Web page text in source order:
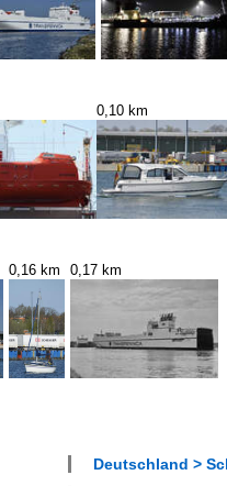
0,10 km
0,16 km 0,17 km
Deutschland >